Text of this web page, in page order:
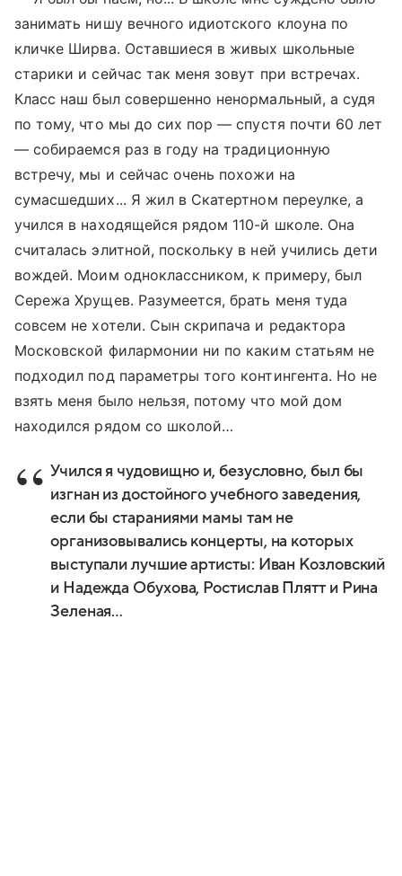
занимать нишу вечного идиотского клоуна по
кличке Ширва. Оставшиеся в живых школьные
старики и сейчас так меня зовут при встречах.
Класс наш был совершенно ненормальный, а судя
по тому, что мы до сих пор — спустя почти 60 лет
— собираемся раз в году на традиционную
встречу, мы и сейчас очень похожи на
сумасшедших... Я жил в Скатертном переулке, а
учился в находящейся рядом 110-й школе. Она
считалась элитной, поскольку в ней учились дети
вождей. Моим одноклассником, к примеру, был
Сережа Хрущев. Разумеется, брать меня туда
совсем не хотели. Сын скрипача и редактора
Московской филармонии ни по каким статьям не
подходил под параметры того контингента. Но не
взять меня было нельзя, потому что мой дом
находился рядом со школой…
Учился я чудовищно и, безусловно, был бы
изгнан из достойного учебного заведения,
если бы стараниями мамы там не
организовывались концерты, на которых
выступали лучшие артисты: Иван Козловский
и Надежда Обухова, Ростислав Плятт и Рина
Зеленая…